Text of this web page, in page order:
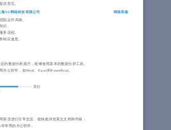
供意见。
海XX网络科技有限公司
网络客服
队运作高效。
识。
务流程。
响应速度。
的数据分析能力，能够使用基本的数据分析工具。
公软件，如Word、Excel和PowerPoint。
良好
英语进行日常交流，能快速浏览英文文档和书籍；
常用的办公软件。